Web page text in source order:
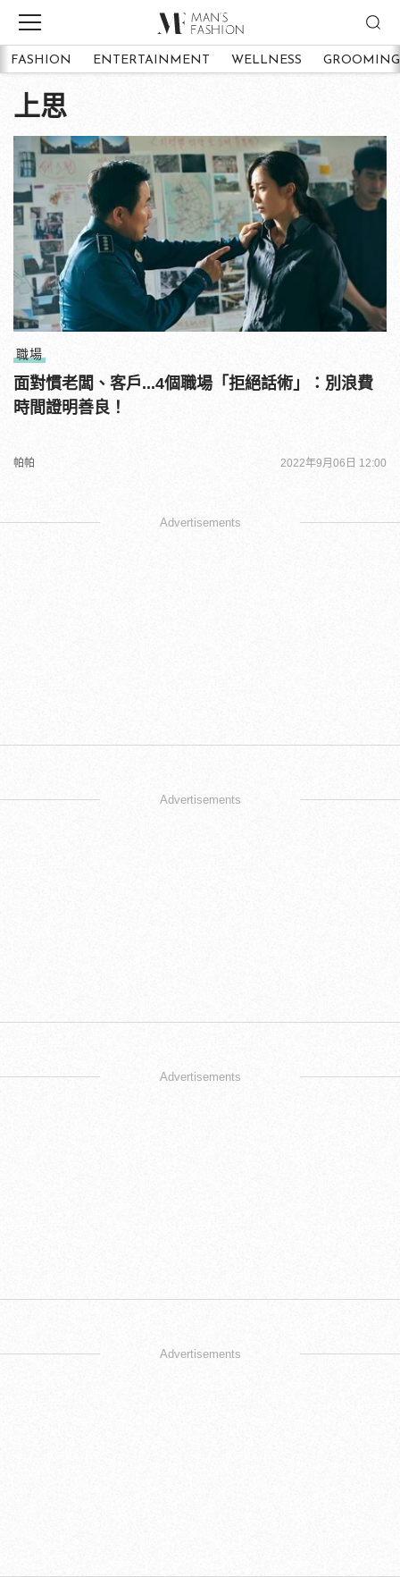
FASHION ENTERTAINMENT WELLNESS GROOMING
上思
職場
面對慣老闆、客戶...4個職場「拒絕話術」：別浪費
時間證明善良！
帕帕 2022年9月06日 12:00
Advertisements
Advertisements
Advertisements
Advertisements